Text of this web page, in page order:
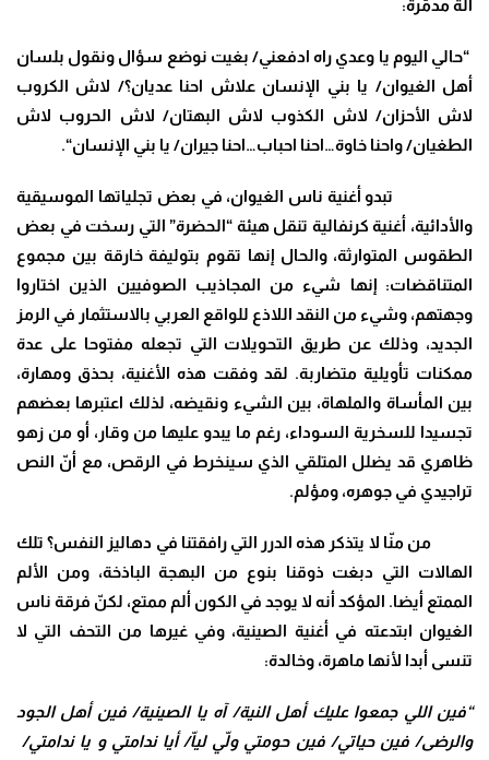
آلة مدمّرة:
“حالي اليوم يا وعدي راه ادفعني/ بغيت نوضع سؤال ونقول بلسان
أهل الغيوان/ يا بني الإنسان علاش احنا عديان؟/ لاش الكروب
لاش الأحزان/ لاش الكذوب لاش البهتان/ لاش الحروب لاش
الطغيان/ واحنا خاوة…احنا احباب…احنا جيران/ يا بني الإنسان“
.
تبدو أغنية ناس الغيوان، في بعض تجلياتها الموسيقية
والأدائية، أغنية كرنفالية تنقل هيئة “الحضرة” التي رسخت في بعض
الطقوس المتوارثة، والحال إنها تقوم بتوليفة خارقة بين مجموع
المتناقضات: إنها شيء من المجاذيب الصوفيين الذين اختاروا
وجهتهم، وشيء من النقد اللاذع للواقع العربي بالاستثمار في الرمز
الجديد، وذلك عن طريق التحويلات التي تجعله مفتوحا على عدة
ممكنات تأويلية متضاربة. لقد وفقت هذه الأغنية، بحذق ومهارة،
بين المأساة والملهاة، بين الشيء ونقيضه، لذلك اعتبرها بعضهم
تجسيدا للسخرية السوداء، رغم ما يبدو عليها من وقار، أو من زهو
ظاهري قد يضلل المتلقي الذي سينخرط في الرقص، مع أنّ النص
تراجيدي في جوهره، ومؤلم.
من منّا لا يتذكر هذه الدرر التي رافقتنا في دهاليز النفس؟ تلك
الهالات التي دبغت ذوقنا بنوع من البهجة الباذخة، ومن الألم
الممتع أيضا. المؤكد أنه لا يوجد في الكون ألم ممتع، لكنّ فرقة ناس
الغيوان ابتدعته في أغنية الصينية، وفي غيرها من التحف التي لا
تنسى أبدا لأنها ماهرة، وخالدة:
“فين اللي جمعوا عليك أهل النية/ آه يا الصينية/ فين أهل الجود
والرضى/ فين حياتي/ فين حومتي ولّي لياّ/ أيا ندامتي و يا ندامتي/